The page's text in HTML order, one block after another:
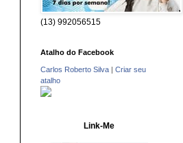
(13) 992056515
Atalho do Facebook
Carlos Roberto Silva | Criar seu
atalho
Link-Me